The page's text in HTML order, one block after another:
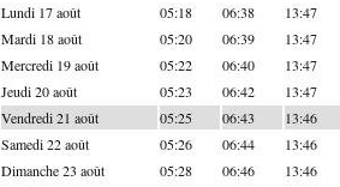
Lundi 17 août 05:18 06:38 13:47
Mardi 18 août 05:20 06:39 13:47
Mercredi 19 août 05:22 06:40 13:47
Jeudi 20 août 05:23 06:42 13:47
Vendredi 21 août 05:25 06:43 13:46
Samedi 22 août 05:26 06:44 13:46
Dimanche 23 août 05:28 06:46 13:46